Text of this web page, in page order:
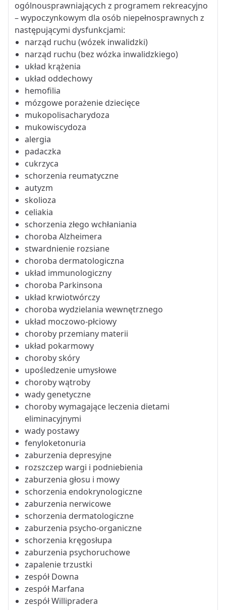
ogólnousprawniających z programem rekreacyjno
– wypoczynkowym dla osób niepełnosprawnych z
następującymi dysfunkcjami:
narząd ruchu (wózek inwalidzki)
narząd ruchu (bez wózka inwalidzkiego)
układ krążenia
układ oddechowy
hemofilia
mózgowe porażenie dziecięce
mukopolisacharydoza
mukowiscydoza
alergia
padaczka
cukrzyca
schorzenia reumatyczne
autyzm
skolioza
celiakia
schorzenia złego wchłaniania
choroba Alzheimera
stwardnienie rozsiane
choroba dermatologiczna
układ immunologiczny
choroba Parkinsona
układ krwiotwórczy
choroba wydzielania wewnętrznego
układ moczowo-płciowy
choroby przemiany materii
układ pokarmowy
choroby skóry
upośledzenie umysłowe
choroby wątroby
wady genetyczne
choroby wymagające leczenia dietami
eliminacyjnymi
wady postawy
fenyloketonuria
zaburzenia depresyjne
rozszczep wargi i podniebienia
zaburzenia głosu i mowy
schorzenia endokrynologiczne
zaburzenia nerwicowe
schorzenia dermatologiczne
zaburzenia psycho-organiczne
schorzenia kręgosłupa
zaburzenia psychoruchowe
zapalenie trzustki
zespół Downa
zespół Marfana
zespół Willipradera